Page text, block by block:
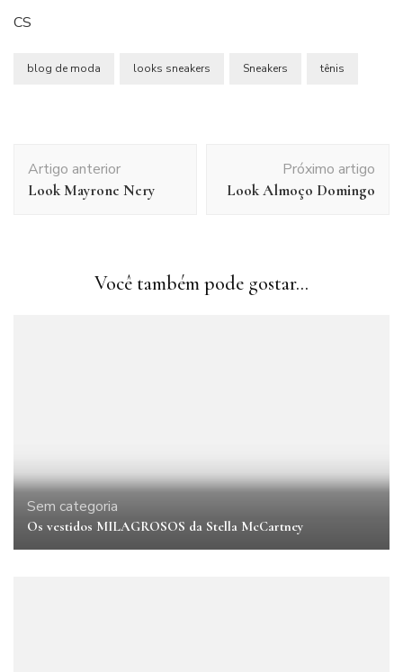
CS
blog de moda looks sneakers Sneakers tênis
de
post
Artigo anterior
Look Mayrone Nery
Próximo artigo
Look Almoço Domingo
Você também pode gostar...
Sem categoria
Os vestidos MILAGROSOS da Stella McCartney